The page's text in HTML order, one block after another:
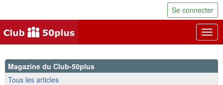
Se connecter
Magazine du Club-50plus
Tous les articles